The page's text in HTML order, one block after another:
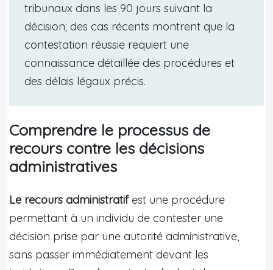
tribunaux dans les 90 jours suivant la
décision; des cas récents montrent que la
contestation réussie requiert une
connaissance détaillée des procédures et
des délais légaux précis.
Comprendre le processus de
recours contre les décisions
administratives
Le recours administratifest une procédure
permettant à un individu de contester une
décision prise par une autorité administrative,
sans passer immédiatement devant les